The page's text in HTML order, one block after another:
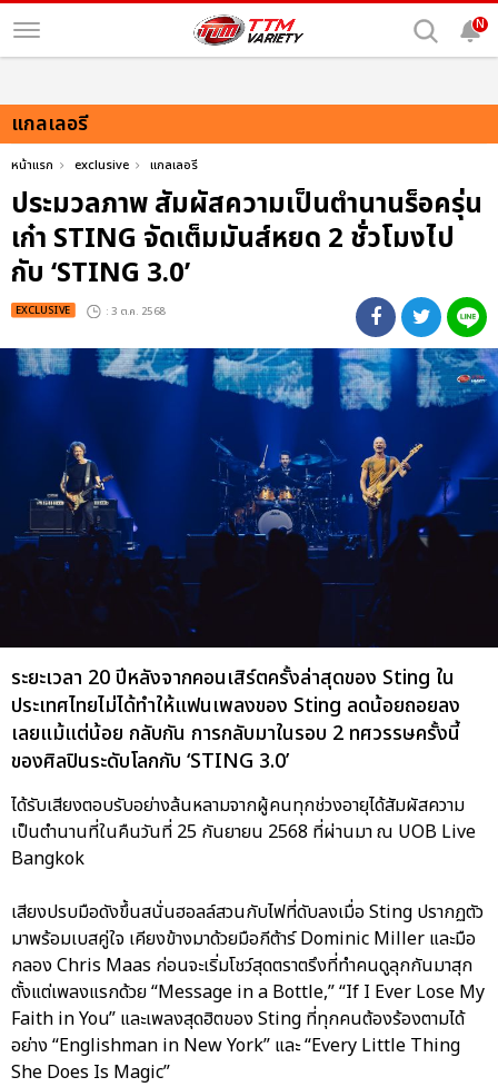
N
แกลเลอรี
หน้าแรก exclusive แกลเลอรี
ประมวลภาพ สัมผัสความเป็นตำนานร็อครุ่น
เก๋า STING จัดเต็มมันส์หยด 2 ชั่วโมงไป
กับ ‘STING 3.0’
EXCLUSIVE : 3 ต.ค. 2568
ระยะเวลา 20 ปีหลังจากคอนเสิร์ตครั้งล่าสุดของ Sting ใน
ประเทศไทยไม่ได้ทำให้แฟนเพลงของ Sting ลดน้อยถอยลง
เลยแม้แต่น้อย กลับกัน การกลับมาในรอบ 2 ทศวรรษครั้งนี้
ของศิลปินระดับโลกกับ ‘STING 3.0’
ได้รับเสียงตอบรับอย่างล้นหลามจากผู้คนทุกช่วงอายุได้สัมผัสความ
เป็นตำนานที่ในคืนวันที่ 25 กันยายน 2568 ที่ผ่านมา ณ UOB Live
Bangkok
เสียงปรบมือดังขึ้นสนั่นฮอลล์สวนกับไฟที่ดับลงเมื่อ Sting ปรากฏตัว
มาพร้อมเบสคู่ใจ เคียงข้างมาด้วยมือกีต้าร์ Dominic Miller และมือ
กลอง Chris Maas ก่อนจะเริ่มโชว์สุดตราตรึงที่ทำคนดูลุกกันมาสุก
ตั้งแต่เพลงแรกด้วย “Message in a Bottle,” “If I Ever Lose My
Faith in You” และเพลงสุดฮิตของ Sting ที่ทุกคนต้องร้องตามได้
อย่าง “Englishman in New York” และ “Every Little Thing
She Does Is Magic”